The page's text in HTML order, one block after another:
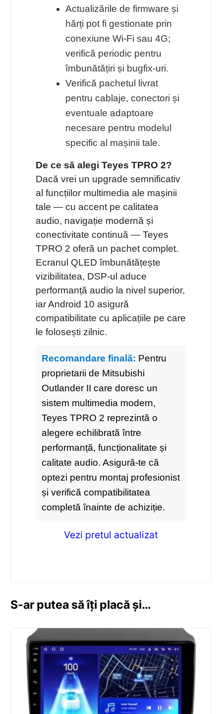
Actualizările de firmware și
hărți pot fi gestionate prin
conexiune Wi‑Fi sau 4G;
verifică periodic pentru
îmbunătățiri și bugfix-uri.
Verifică pachetul livrat
pentru cablaje, conectori și
eventuale adaptoare
necesare pentru modelul
specific al mașinii tale.
De ce să alegi Teyes TPRO 2?
Dacă vrei un upgrade semnificativ
al funcțiilor multimedia ale mașinii
tale — cu accent pe calitatea
audio, navigație modernă și
conectivitate continuă — Teyes
TPRO 2 oferă un pachet complet.
Ecranul QLED îmbunătățește
vizibilitatea, DSP-ul aduce
performanță audio la nivel superior,
iar Android 10 asigură
compatibilitate cu aplicațiile pe care
le folosești zilnic.
Recomandare finală: Pentru
proprietarii de Mitsubishi
Outlander II care doresc un
sistem multimedia modern,
Teyes TPRO 2 reprezintă o
alegere echilibrată între
performanță, funcționalitate și
calitate audio. Asigură-te că
optezi pentru montaj profesionist
și verifică compatibilitatea
completă înainte de achiziție.
Vezi pretul actualizat
S-ar putea să îți placă și…